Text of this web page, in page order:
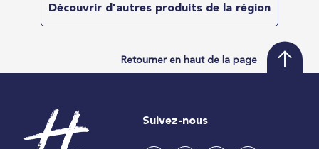
Découvrir d'autres produits de la région
Retourner en haut de la page
Suivez-nous